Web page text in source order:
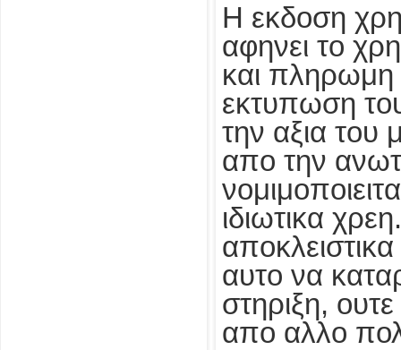
Η εκδοση
αφηνει το
και πληρωμη
εκτυπωση
την αξια του
απο την
ιδιωτικα
αυτο να
στηριξη,
απο αλλο